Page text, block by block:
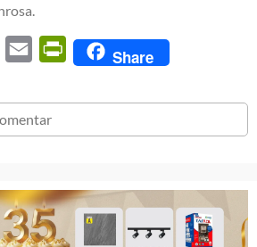
Twitter Email PrintFriendly
Share